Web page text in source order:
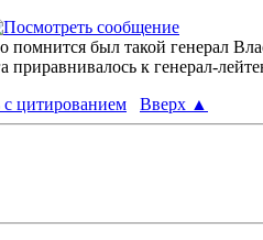
помнится был такой генерал
приравнивалось к генерал-
с цитированием
Вверх ▲